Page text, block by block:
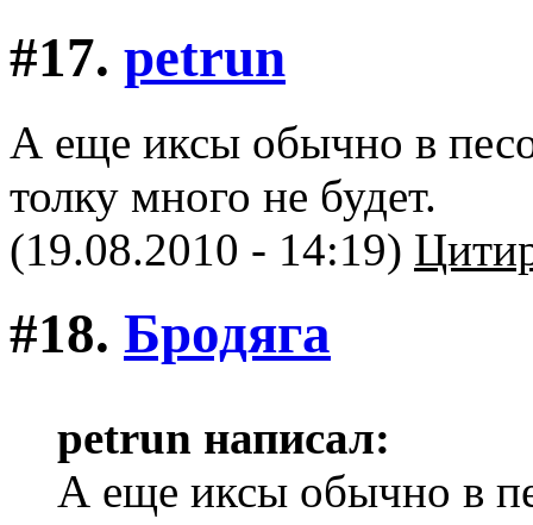
#17. petrun
А еще иксы обычно в
толку много не будет.
(19.08.2010 - 14:19)
#18. Бродяга
petrun написал:
А еще иксы обычно в